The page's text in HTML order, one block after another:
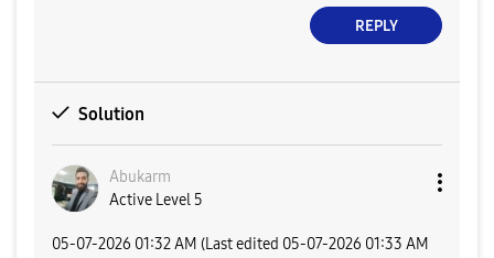
REPLY
Solution
Abukarm
Active Level 5
‎05-07-2026 01:32 AM (Last edited ‎05-07-2026 01:33 AM